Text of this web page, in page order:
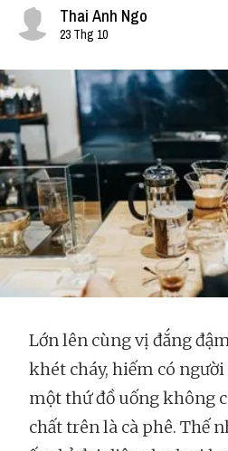
Thai Anh Ngo
23 Thg 10
Lớn lên cùng vị đắng
khét cháy, hiếm có
một thứ đồ uống không
chất trên là cà phê. Thế